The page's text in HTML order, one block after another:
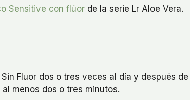
Sensitive con flúor de la serie Lr Aloe Vera.
Fluor dos o tres veces al día y después
al menos dos o tres minutos.